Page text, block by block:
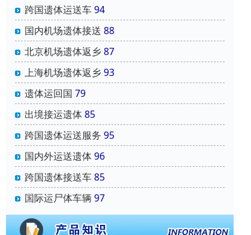
跨国遗体运送车94
国内机场遗体接送 88
北京机场遗体返乡87
上海机场遗体返乡93
遗体运回国 79
出境接运遗体85
跨国遗体运送服务 95
国内外运送遗体96
跨国遗体接送车85
国际运尸体车辆 97